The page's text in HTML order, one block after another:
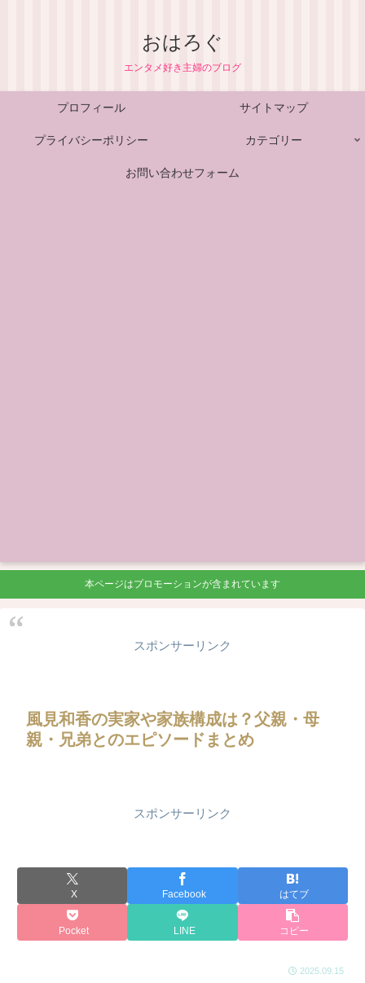
おはろぐ
エンタメ好き主婦のブログ
プロフィール サイトマップ
プライバシーポリシー カテゴリー
お問い合わせフォーム
本ページはプロモーションが含まれています
スポンサーリンク
風見和香の実家や家族構成は？父親・母
親・兄弟とのエピソードまとめ
スポンサーリンク
X Facebook はてブ
Pocket LINE コピー
2025.09.15